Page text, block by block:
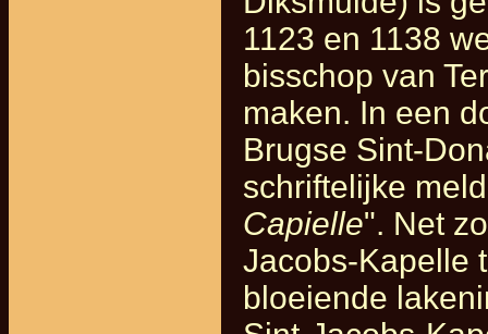
1123 en 1138
bisschop van
maken. In een
Brugse Sint-
schriftelijke
Capielle". Net
Jacobs-Kapelle
bloeiende